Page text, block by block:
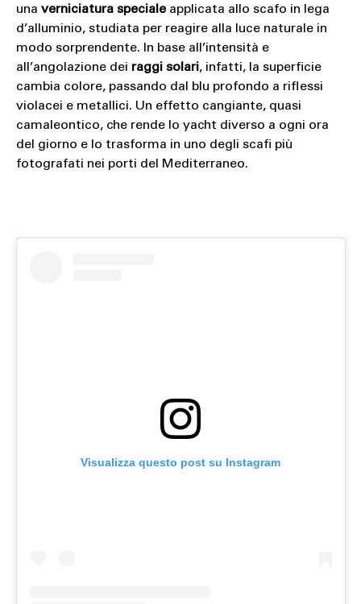
una verniciatura specialeapplicata allo scafo in lega
d’alluminio, studiata per reagire alla luce naturale in
modo sorprendente. In base all’intensità e
all’angolazione dei raggi solari, infatti, la superficie
cambia colore, passando dal blu profondo a riflessi
violacei e metallici. Un effetto cangiante, quasi
camaleontico, che rende lo yacht diverso a ogni ora
del giorno e lo trasforma in uno degli scafi più
fotografati nei porti del Mediterraneo.
Visualizza questo post su Instagram